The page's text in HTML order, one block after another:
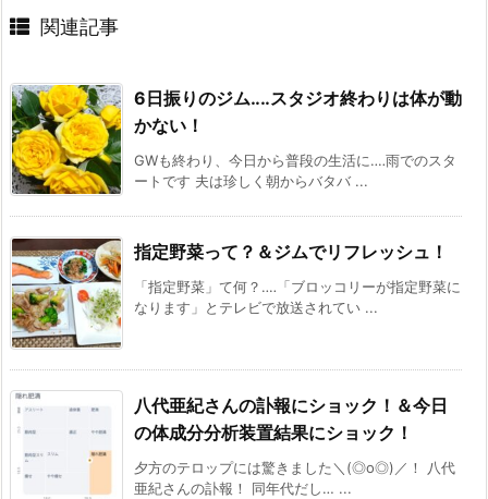
関連記事
6日振りのジム‥‥スタジオ終わりは体が動
かない！
GWも終わり、今日から普段の生活に‥‥雨でのスタ
ートです 夫は珍しく朝からバタバ ...
指定野菜って？＆ジムでリフレッシュ！
「指定野菜」て何？‥‥「ブロッコリーが指定野菜に
なります」とテレビで放送されてい ...
八代亜紀さんの訃報にショック！＆今日
の体成分分析装置結果にショック！
夕方のテロップには驚きました＼(◎o◎)／！ 八代
亜紀さんの訃報！ 同年代だし… ...